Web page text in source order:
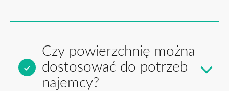
Czy powierzchnię można
dostosować do potrzeb
najemcy?